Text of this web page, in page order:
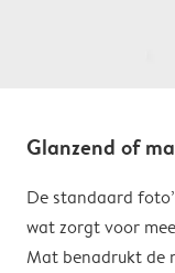
Glanzend of
De standaard
wat zorgt voor
Mat benadrukt de